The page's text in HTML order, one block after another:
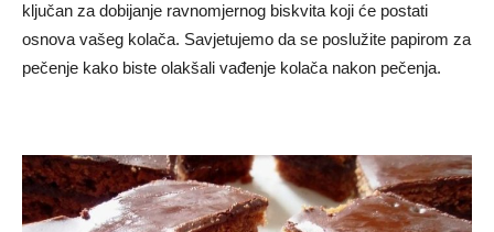
ključan za dobijanje ravnomjernog biskvita koji će postati
osnova vašeg kolača. Savjetujemo da se poslužite papirom za
pečenje kako biste olakšali vađenje kolača nakon pečenja.